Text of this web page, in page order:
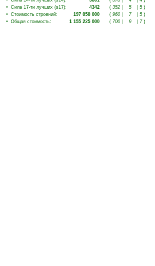
• Сила 17-ти лучших (s17): 4342 ( 352 5 5 )
• Стоимость строений: 197 050 000 ( 960 7 5 )
• Общая стоимость: 1 155 225 000 ( 700 9 7 )